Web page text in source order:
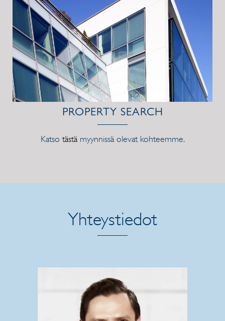
PROPERTY SEARCH
Katsotästämyynnissä olevat kohteemme.
Yhteystiedot